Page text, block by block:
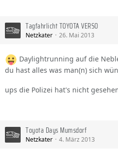
Tagfahrlicht TOYOTA VERSO
Netzkater 26. Mai 2013
Daylightrunning auf die
du hast alles was man(n) sich
ups die Polizei hat's nicht
Toyota Days Mumsdorf
Netzkater 4. März 2013